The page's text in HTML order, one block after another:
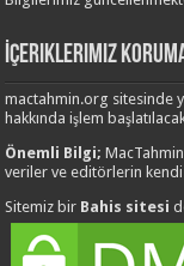
İçeriklerimiz
mactahmin.org sitesinde
hakkında işlem
Önemli Bilgi;
veriler ve editörlerin
Sitemiz bir Bahis sitesi